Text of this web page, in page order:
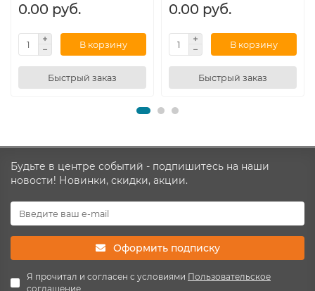
0.00 руб.
В корзину
Быстрый заказ
0.00 руб.
В корзину
Быстрый заказ
Будьте в центре событий - подпишитесь на наши
новости! Новинки, скидки, акции.
Оформить подписку
Я прочитал и согласен с условиями Пользовательское
соглашение